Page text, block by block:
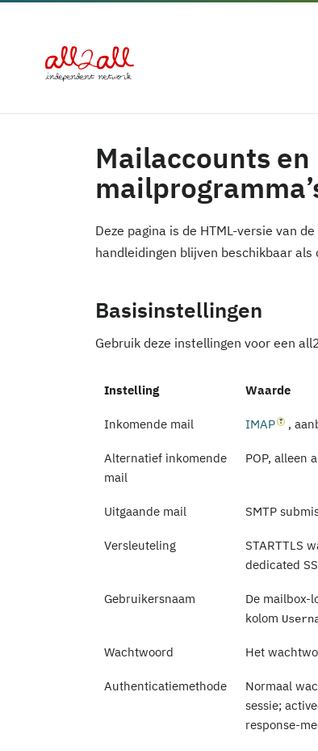
Mailaccounts en
Deze pagina is de HTML-versie van
handleidingen blijven beschikbaar
Basisinstellingen
Gebruik deze instellingen voor een
Instelling Waarde
Inkomende mail IMAP ,
Alternatief inkomende
mail
POP, alleen
Uitgaande mail SMTP
Versleuteling
STARTTLS
dedicated
Gebruikersnaam De mailbox-
kolom
Wachtwoord Het
Authenticatiemethode
Normaal
sessie;
response-